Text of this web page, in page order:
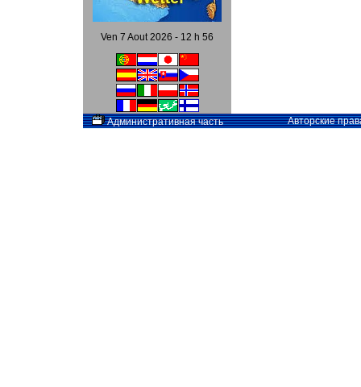
Ven 7 Aout 2026 - 12 h 56
Административная часть Авторские